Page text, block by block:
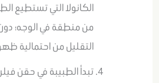
الكانولا التي تستطيع
من منطقة في الوجه؛ دون
التقليل من احتمالية
تبدأ الطبيبة في حقن